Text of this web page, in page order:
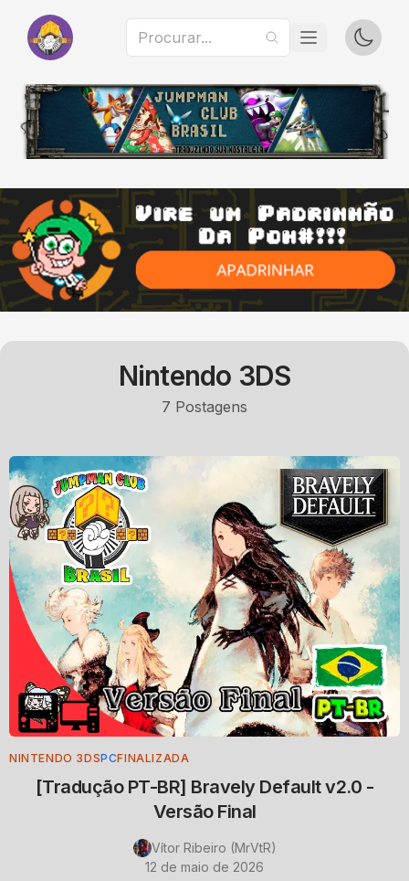
Nintendo 3DS
7 Postagens
NINTENDO 3DSPCFINALIZADA
[Tradução PT-BR] Bravely Default v2.0 -
Versão Final
Vítor Ribeiro (MrVtR)
12 de maio de 2026